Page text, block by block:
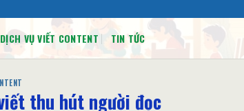
DỊCH VỤ VIẾT CONTENT TIN TỨC
thu hút người đọc